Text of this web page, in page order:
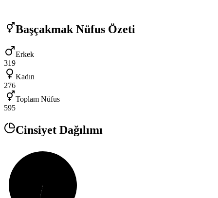
Başçakmak Nüfus Özeti
Erkek
319
Kadın
276
Toplam Nüfus
595
Cinsiyet Dağılımı